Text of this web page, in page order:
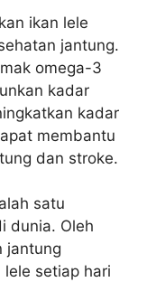
ikan lele
jantung.
omega-3
kadar
kadar
membantu
dan stroke.
satu
dunia. Oleh
jantung
setiap hari